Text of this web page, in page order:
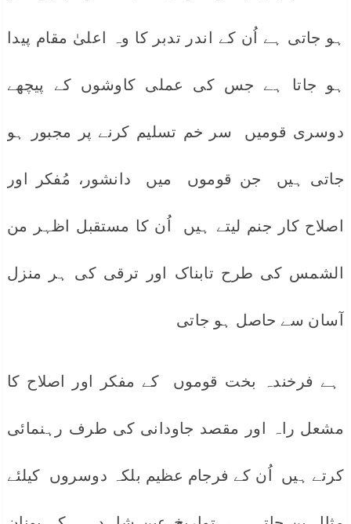
ہو جاتی ہے اُن کے اندر تدبر کا وہ اعلیٰ مقام پیدا
ہو جاتا ہے جس کی عملی کاوشوں کے پیچھے
دوسری قومیں سر خم تسلیم کرنے پر مجبور ہو
جاتی ہیں جن قوموں میں دانشور، مُفکر اور
اصلاح کار جنم لیتے ہیں اُن کا مستقبل اظہر من
الشمس کی طرح تابناک اور ترقی کی ہر منزل
آسان سے حاصل ہو جاتی
ہے فرخندہ بخت قوموں کے مفکر اور اصلاح کا
مشعل راہ اور مقصد جاودانی کی طرف رہنمائی
کرتے ہیں اُن کے فرجام عظیم بلکہ دوسروں کیلئے